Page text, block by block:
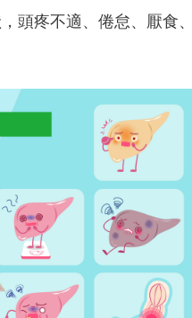
頭疼不適、倦怠、厭食